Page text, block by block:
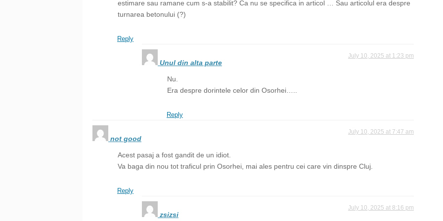
estimare sau ramane cum s-a stabilit? Ca nu se specifica in articol … Sau articolul era despre
turnarea betonului (?)
Reply
Unul din alta parte
July 10, 2025 at 1:23 pm
Nu.
Era despre dorintele celor din Osorhei…..
Reply
not good
July 10, 2025 at 7:47 am
Acest pasaj a fost gandit de un idiot.
Va baga din nou tot traficul prin Osorhei, mai ales pentru cei care vin dinspre Cluj.
Reply
zsizsi
July 10, 2025 at 8:16 pm